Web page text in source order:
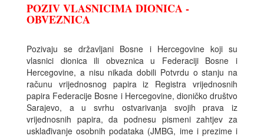
POZIV VLASNICIMA DIONICA -
OBVEZNICA
Pozivaju se državljani Bosne i Hercegovine koji su
vlasnici dionica ili obveznica u Federaciji Bosne i
Hercegovine, a nisu nikada dobili Potvrdu o stanju na
računu vrijednosnog papira iz Registra vrijednosnih
papira Federacije Bosne i Hercegovine, dioničko društvo
Sarajevo, a u svrhu ostvarivanja svojih prava iz
vrijednosnih papira, da podnesu pismeni zahtjev za
usklađivanje osobnih podataka (JMBG, ime i prezime i